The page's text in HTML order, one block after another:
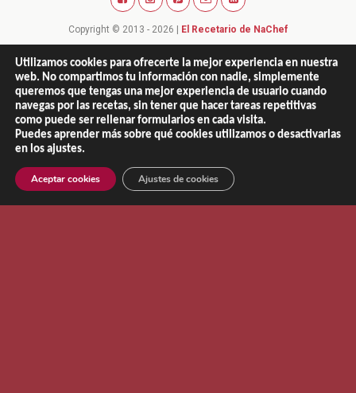
Utilizamos cookies para ofrecerte la mejor experiencia en nuestra
web. No compartimos tu información con nadie, simplemente
queremos que tengas una mejor experiencia de usuario cuando
navegas por las recetas, sin tener que hacer tareas repetitivas
como puede ser rellenar formularios en cada visita.
Puedes aprender más sobre qué cookies utilizamos o desactivarlas
en los ajustes.
Aceptar cookies Ajustes de cookies
Copyright © 2013 - 2026 | El Recetario de NaChef